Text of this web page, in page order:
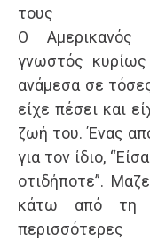
τους
Ο Αμερικανός
γνωστός
ανάμεσα σε
είχε πέσει και
ζωή του. Ένας
για τον ίδιο,
οτιδήποτε”.
κάτω από τη